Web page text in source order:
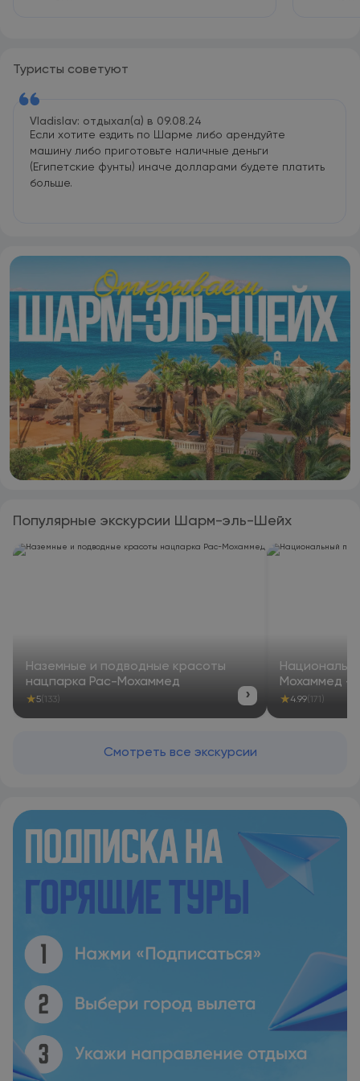
Туристы советуют
Vladislav: отдыхал(а) в 09.08.24
Если хотите ездить по Шарме либо арендуйте
машину либо приготовьте наличные деньги
(Египетские фунты) иначе долларами будете платить
больше.
Популярные экскурсии Шарм-эль-Шейх
Наземные и подводные красоты
нацпарка Рас-Мохаммед
★5 (133) ›
Мохаммед —
★4.99 (171)
Смотреть все экскурсии